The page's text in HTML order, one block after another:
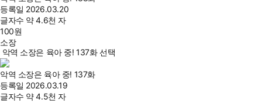
등록일 2026.03.20
글자수 약 4.6천 자
100원
소장
악역 소장은 육아 중! 137화 선택
악역 소장은 육아 중! 137화
등록일 2026.03.19
글자수 약 4.5천 자